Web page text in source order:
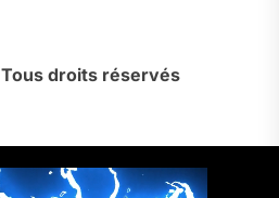
Tous droits réservés